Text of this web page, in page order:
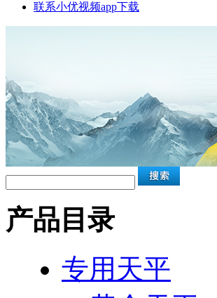
联系小优视频app下载
产品目录
专用天平